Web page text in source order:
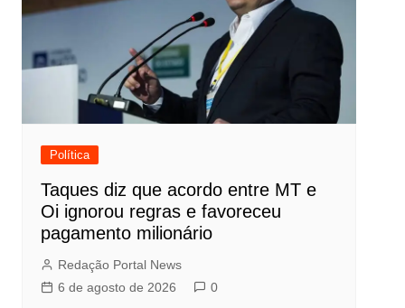
Política
Taques diz que acordo entre MT e
Oi ignorou regras e favoreceu
pagamento milionário
Redação Portal News
6 de agosto de 2026
0